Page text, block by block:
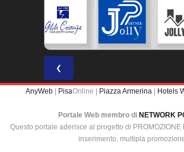
❮
AnyWeb PisaOnline | Piazza Armerina Hotels
Portale Web membro di NETWORK
Questo portale aderisce al progetto di PROMOZIONE
inserimento, multipla